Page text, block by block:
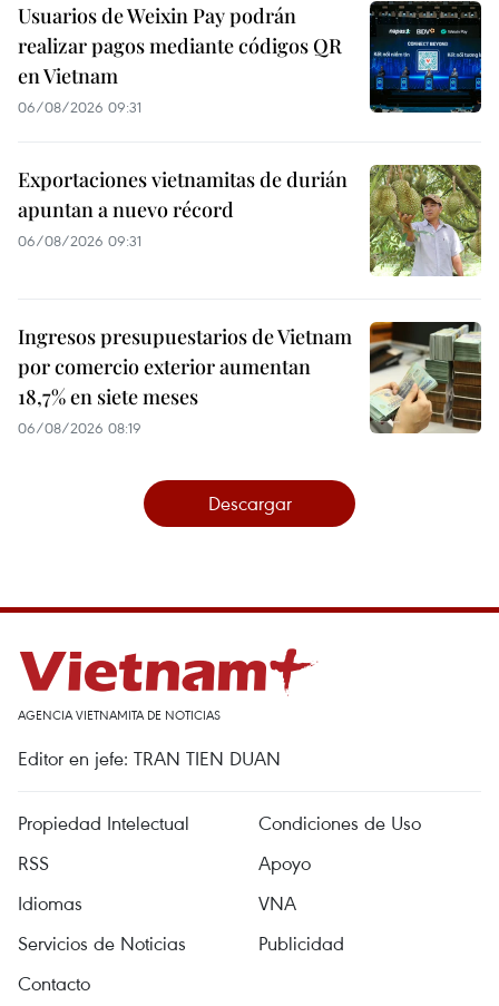
Usuarios de Weixin Pay podrán
realizar pagos mediante códigos QR
en Vietnam
06/08/2026 09:31
Exportaciones vietnamitas de durián
apuntan a nuevo récord
06/08/2026 09:31
Ingresos presupuestarios de Vietnam
por comercio exterior aumentan
18,7% en siete meses
06/08/2026 08:19
Descargar
AGENCIA VIETNAMITA DE NOTICIAS
Editor en jefe: TRAN TIEN DUAN
Propiedad Intelectual
Condiciones de Uso
RSS
Apoyo
Idiomas
VNA
Servicios de Noticias
Publicidad
Contacto